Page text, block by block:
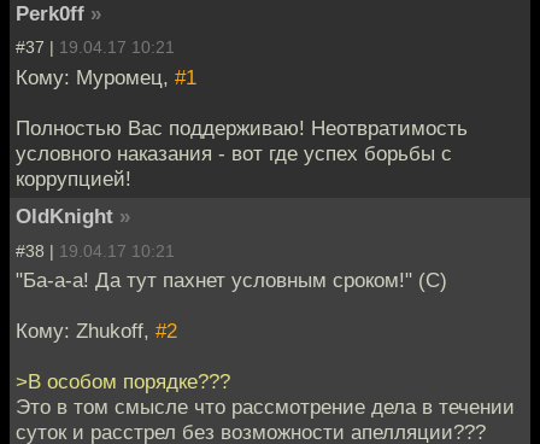
Perk0ff »
#37 | 19.04.17 10:21
Кому: Муромец, #1
Полностью Вас поддерживаю! Неотвратимость
условного наказания - вот где успех борьбы с
коррупцией!
OldKnight »
#38 | 19.04.17 10:21
"Ба-а-а! Да тут пахнет условным сроком!" (С)
Кому: Zhukoff, #2
>В особом порядке???
Это в том смысле что рассмотрение дела в течении
суток и расстрел без возможности апелляции???